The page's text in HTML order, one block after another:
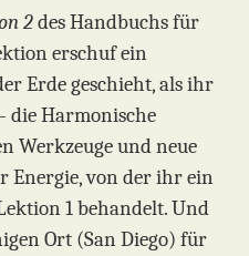
2des Handbuchs für
erschuf ein
Erde geschieht, als ihr
die Harmonische
Werkzeuge und neue
Energie, von der ihr ein
1 behandelt. Und
Ort (San Diego) für